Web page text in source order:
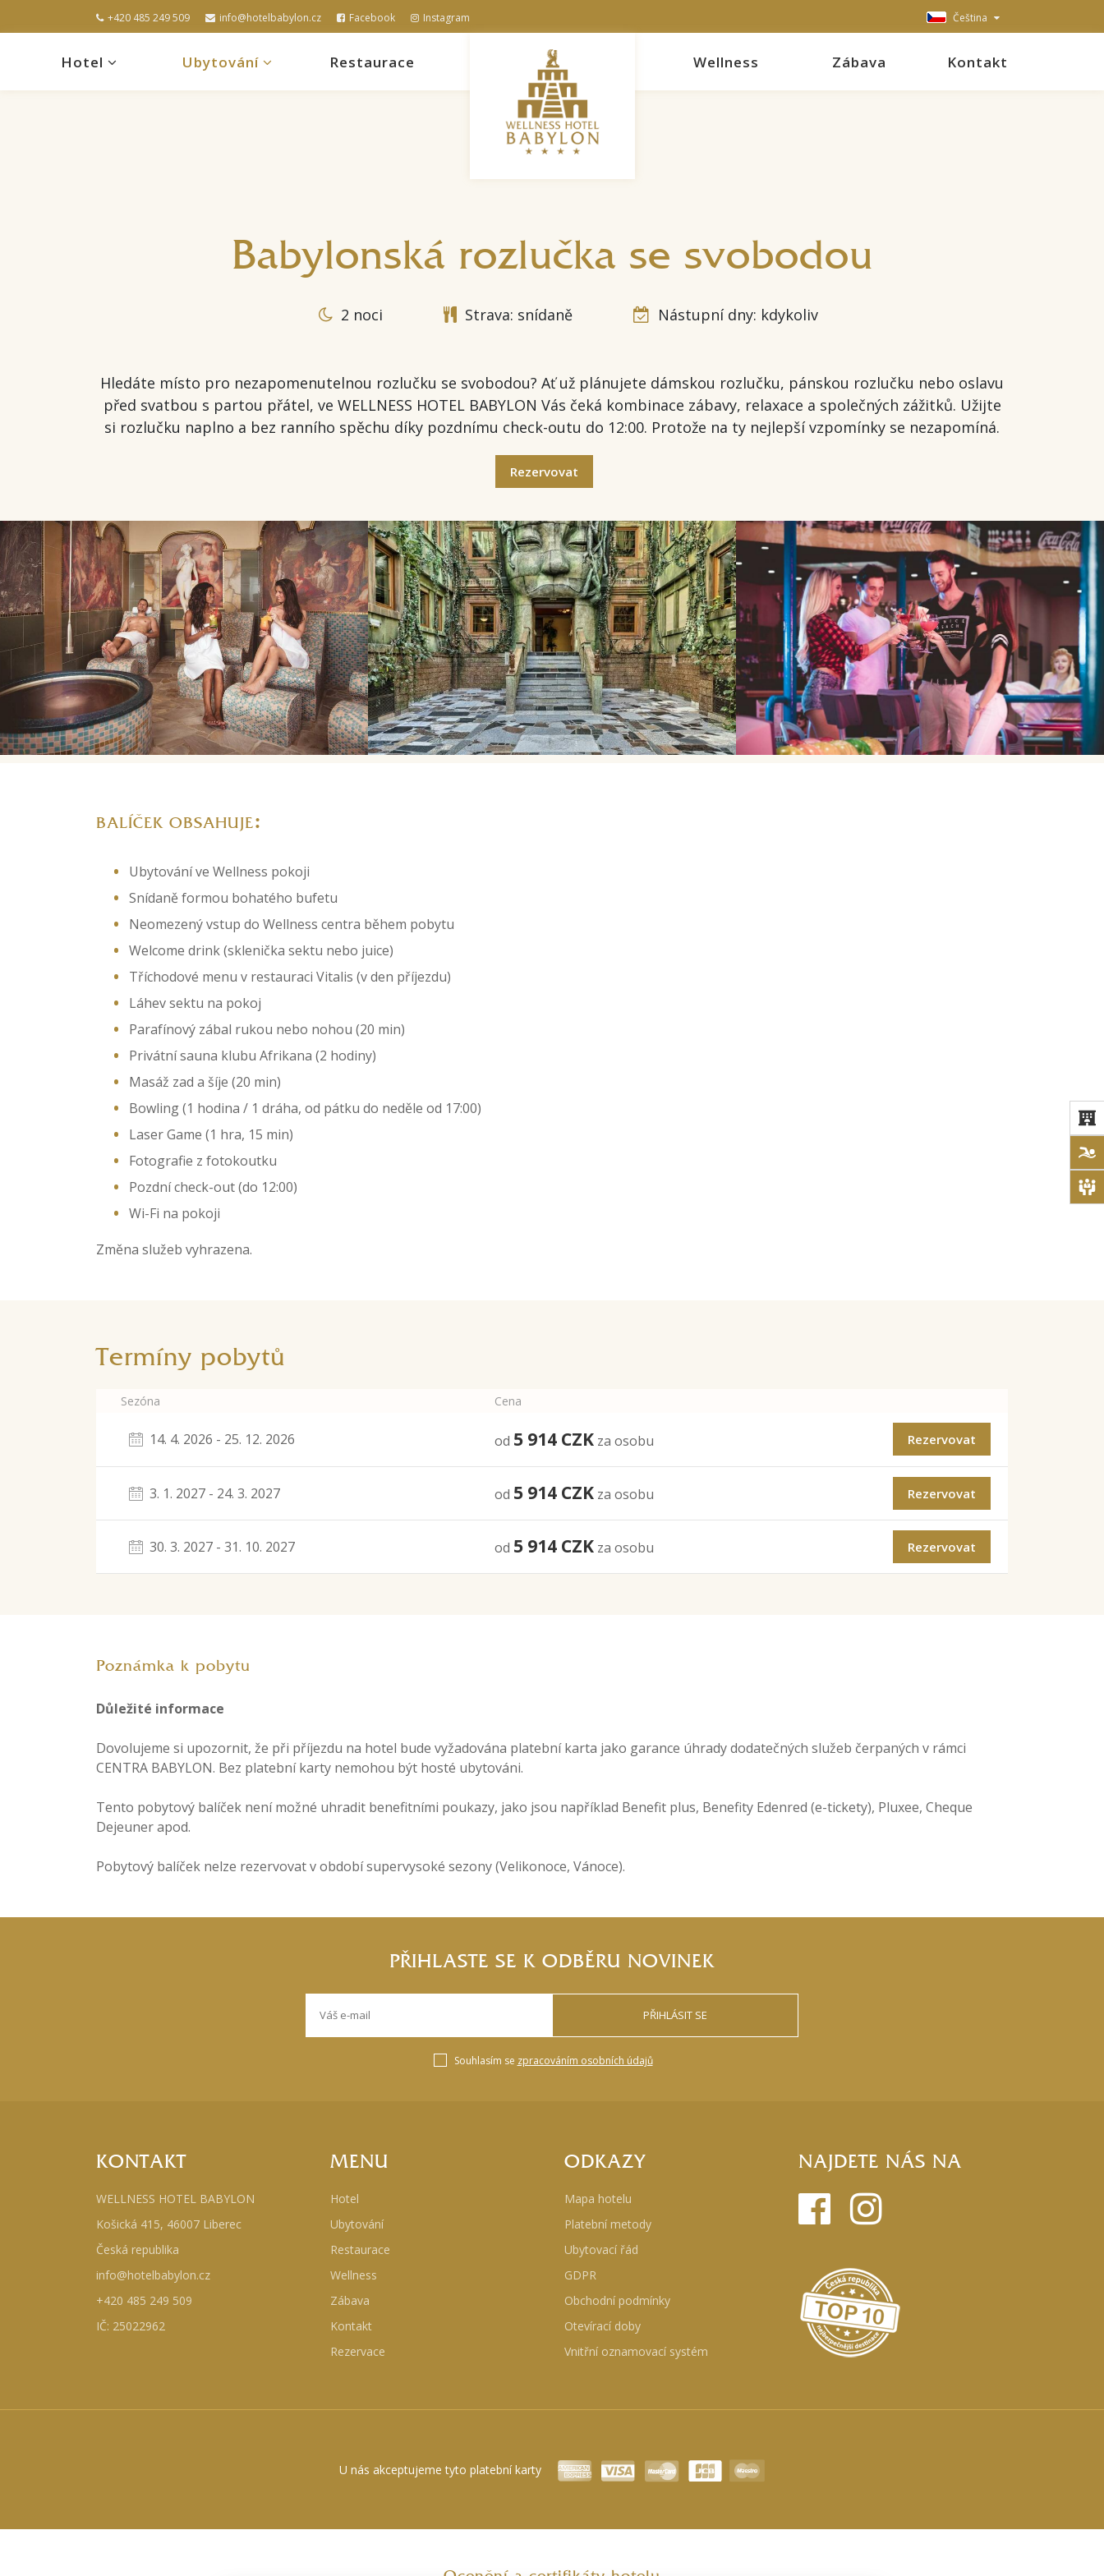
+420 485 249 509 info@hotelbabylon.cz Facebook Instagram Čeština
Hotel Ubytování Restaurace Wellness Zábava Kontakt
Babylonská rozlučka se svobodou
2 noci Strava: snídaně Nástupní dny: kdykoliv
Hledáte místo pro nezapomenutelnou rozlučku se svobodou? Ať už plánujete dámskou rozlučku, pánskou rozlučku nebo oslavu
před svatbou s partou přátel, ve WELLNESS HOTEL BABYLON Vás čeká kombinace zábavy, relaxace a společných zážitků. Užijte
si rozlučku naplno a bez ranního spěchu díky pozdnímu check-outu do 12:00. Protože na ty nejlepší vzpomínky se nezapomíná.
Rezervovat
BALÍČEK OBSAHUJE:
Ubytování ve Wellness pokoji
Snídaně formou bohatého bufetu
Neomezený vstup do Wellness centra během pobytu
Welcome drink (sklenička sektu nebo juice)
Tříchodové menu v restauraci Vitalis (v den příjezdu)
Láhev sektu na pokoj
Parafínový zábal rukou nebo nohou (20 min)
Privátní sauna klubu Afrikana (2 hodiny)
Masáž zad a šíje (20 min)
Bowling (1 hodina / 1 dráha, od pátku do neděle od 17:00)
Laser Game (1 hra, 15 min)
Fotografie z fotokoutku
Pozdní check-out (do 12:00)
Wi-Fi na pokoji
Změna služeb vyhrazena.
Termíny pobytů
Sezóna Cena
14. 4. 2026 - 25. 12. 2026 od 5 914 CZK za osobu Rezervovat
3. 1. 2027 - 24. 3. 2027 od 5 914 CZK za osobu Rezervovat
30. 3. 2027 - 31. 10. 2027 od 5 914 CZK za osobu Rezervovat
Poznámka k pobytu
Důležité informace
Dovolujeme si upozornit, že při příjezdu na hotel bude vyžadována platební karta jako garance úhrady dodatečných služeb čerpaných v rámci
CENTRA BABYLON. Bez platební karty nemohou být hosté ubytováni.
Tento pobytový balíček není možné uhradit benefitními poukazy, jako jsou například Benefit plus, Benefity Edenred (e-tickety), Pluxee, Cheque
Dejeuner apod.
Pobytový balíček nelze rezervovat v období supervysoké sezony (Velikonoce, Vánoce).
PŘIHLASTE SE K ODBĚRU NOVINEK
PŘIHLÁSIT SE
Souhlasím se zpracováním osobních údajů
KONTAKT
WELLNESS HOTEL BABYLON
Košická 415, 46007 Liberec
Česká republika
info@hotelbabylon.cz
+420 485 249 509
IČ: 25022962
MENU
Hotel
Ubytování
Restaurace
Wellness
Zábava
Kontakt
Rezervace
ODKAZY
Mapa hotelu
Platební metody
Ubytovací řád
GDPR
Obchodní podmínky
Otevírací doby
Vnitřní oznamovací systém
NAJDETE NÁS NA
U nás akceptujeme tyto platební karty